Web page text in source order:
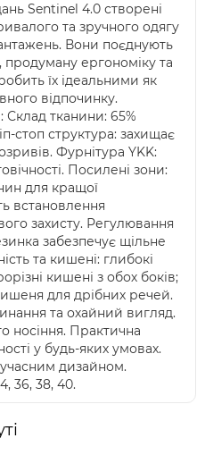
Sentinel 4.0 створені
та зручного одягу
Вони поєднують
продуману ергономіку та
їх ідеальними як
відпочинку.
Склад тканини: 65%
стоп структура: захищає
Фурнітура YKK:
Посилені зони:
для кращої
встановлення
захисту. Регулювання
забезпечує щільне
та кишені: глибокі
кишені з обох боків;
для дрібних речей.
та охайний вигляд.
носіння. Практична
у будь-яких умовах.
дизайном.
36, 38, 40.